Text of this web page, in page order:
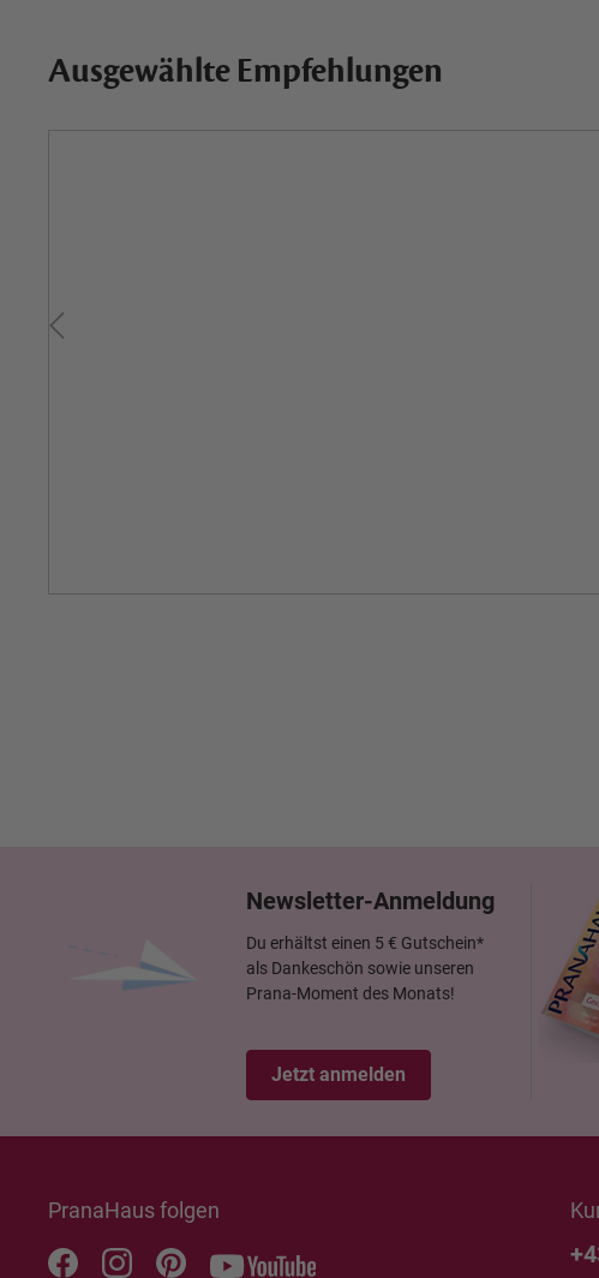
Ausgewählte Empfehlungen
Newsletter-Anmeldung
Du erhältst einen 5 € Gutschein*
als Dankeschön sowie unseren
Prana-Moment des Monats!
Jetzt anmelden
PranaHaus folgen